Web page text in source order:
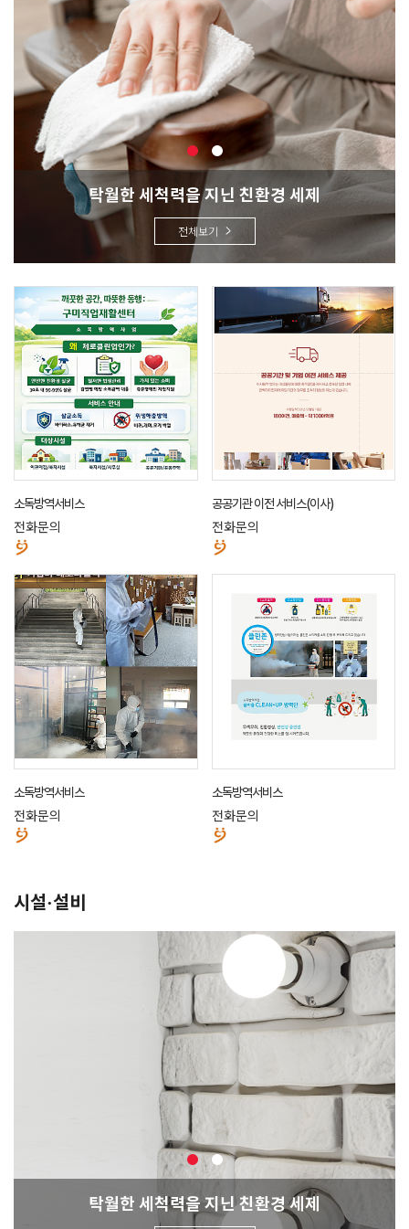
탁월한 세척력을 지닌 친환경 세제
전체보기
소독방역서비스
전화문의
공공기관 이전 서비스(이사)
전화문의
소독방역서비스
전화문의
소독방역서비스
전화문의
시설·설비
탁월한 세척력을 지닌 친환경 세제